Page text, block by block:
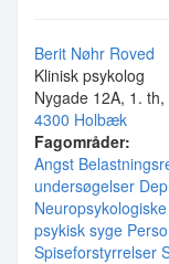
Berit Nøhr Roved
Klinisk psykolog
Nygade 12A, 1.
4300 Holbæk
Fagområder:
Angst
undersøgelser
psykisk syge
Spiseforstyrrelser